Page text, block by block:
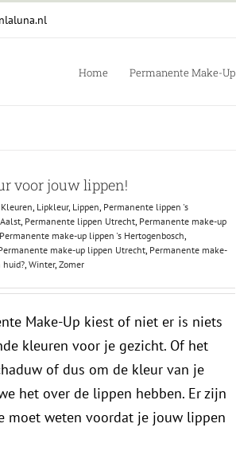
Home Permanente Make-Up
voor jouw lippen!
Kleuren, Lipkleur, Lippen, Permanente lippen 's
, Permanente lippen Utrecht, Permanente make-up
Permanente make-up lippen 's Hertogenbosch,
make-up lippen Utrecht, Permanente make-
huid?, Winter, Zomer
Make-Up kiest of niet er is niets
kleuren voor je gezicht. Of het
of dus om de kleur van je
het over de lippen hebben. Er zijn
moet weten voordat je jouw lippen